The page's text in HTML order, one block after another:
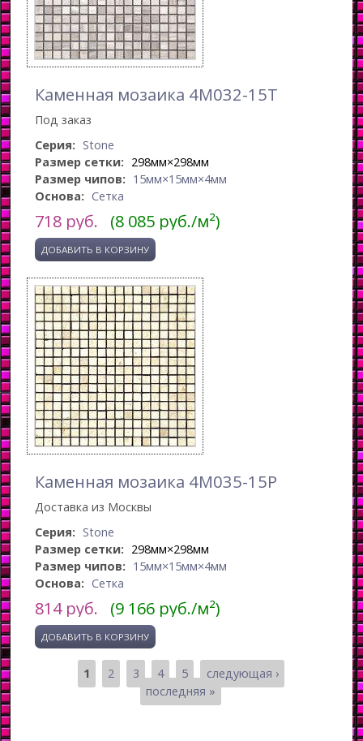
Каменная мозаика 4M032-15T
Под заказ
Серия: Stone
Размер сетки: 298мм×298мм
Размер чипов: 15мм×15мм×4мм
Основа: Сетка
718 руб. (8 085 руб./м²)
Каменная мозаика 4M035-15P
Доставка из Москвы
Серия: Stone
Размер сетки: 298мм×298мм
Размер чипов: 15мм×15мм×4мм
Основа: Сетка
814руб. (9 166 руб./м²)
Страницы
1 2 3 4 5
следующая ›
последняя »